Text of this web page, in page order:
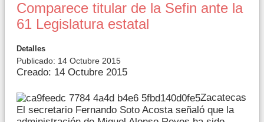
Comparece titular de la Sefin ante la
61 Legislatura estatal
Detalles
Publicado: 14 Octubre 2015
Creado: 14 Octubre 2015
Zacatecas
El secretario Fernando Soto Acosta señaló que la